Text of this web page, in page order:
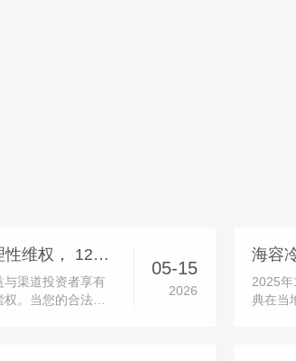
5・15 投教专栏｜依法理性维权， 12386 守护您的合法权益
渠道投资者享有
。当您的合法权
2026
05-15
2025
典在当